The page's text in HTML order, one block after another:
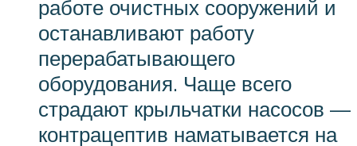
работе очистных сооружений и
останавливают работу
перерабатывающего
оборудования. Чаще всего
страдают крыльчатки насосов —
контрацептив наматывается на